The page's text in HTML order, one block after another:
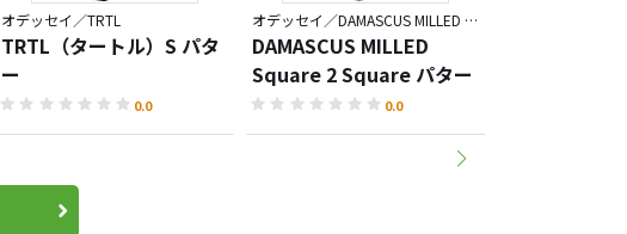
オデッセイ／TRTL
TRTL（タートル）S パタ
ー
0.0
オデッセイ／DAMASCUS MILLED Square 2 Square
DAMASCUS MILLED
Square 2 Square パター
0.0